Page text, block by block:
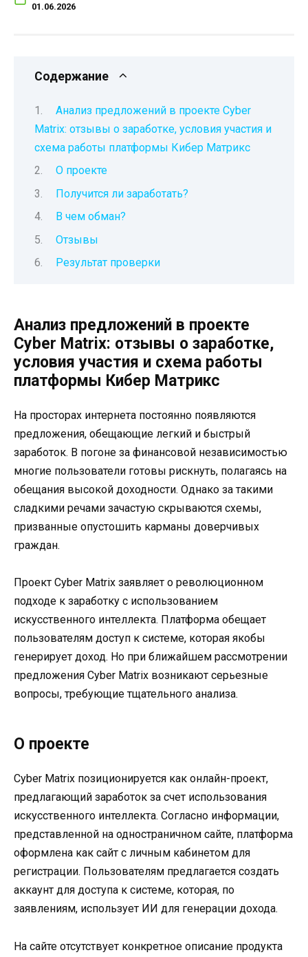
01.06.2026
Содержание
Анализ предложений в проекте Cyber
Matrix: отзывы о заработке, условия участия и
схема работы платформы Кибер Матрикс
О проекте
Получится ли заработать?
В чем обман?
Отзывы
Результат проверки
Анализ предложений в проекте
Cyber Matrix: отзывы о заработке,
условия участия и схема работы
платформы Кибер Матрикс
На просторах интернета постоянно появляются
предложения, обещающие легкий и быстрый
заработок. В погоне за финансовой независимостью
многие пользователи готовы рискнуть, полагаясь на
обещания высокой доходности. Однако за такими
сладкими речами зачастую скрываются схемы,
призванные опустошить карманы доверчивых
граждан.
Проект Cyber Matrix заявляет о революционном
подходе к заработку с использованием
искусственного интеллекта. Платформа обещает
пользователям доступ к системе, которая якобы
генерирует доход. Но при ближайшем рассмотрении
предложения Cyber Matrix возникают серьезные
вопросы, требующие тщательного анализа.
О проекте
Cyber Matrix позиционируется как онлайн-проект,
предлагающий заработок за счет использования
искусственного интеллекта. Согласно информации,
представленной на одностраничном сайте, платформа
оформлена как сайт с личным кабинетом для
регистрации. Пользователям предлагается создать
аккаунт для доступа к системе, которая, по
заявлениям, использует ИИ для генерации дохода.
На сайте отсутствует конкретное описание продукта